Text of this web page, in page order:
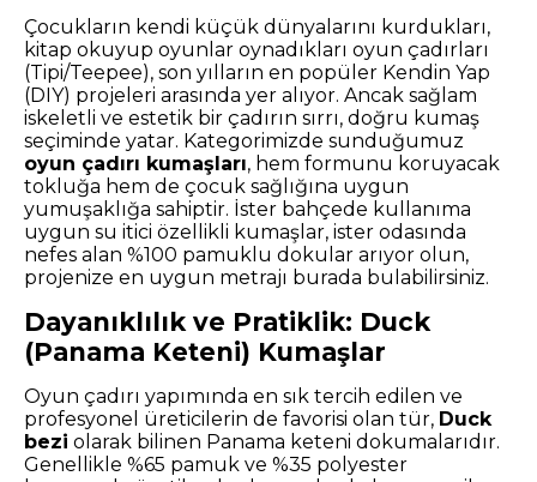
Çocukların kendi küçük dünyalarını kurdukları,
kitap okuyup oyunlar oynadıkları oyun çadırları
(Tipi/Teepee), son yılların en popüler Kendin Yap
(DIY) projeleri arasında yer alıyor. Ancak sağlam
iskeletli ve estetik bir çadırın sırrı, doğru kumaş
seçiminde yatar. Kategorimizde sunduğumuz
oyun çadırı kumaşları, hem formunu koruyacak
tokluğa hem de çocuk sağlığına uygun
yumuşaklığa sahiptir. İster bahçede kullanıma
uygun su itici özellikli kumaşlar, ister odasında
nefes alan %100 pamuklu dokular arıyor olun,
projenize en uygun metrajı burada bulabilirsiniz.
Dayanıklılık ve Pratiklik: Duck
(Panama Keteni) Kumaşlar
Oyun çadırı yapımında en sık tercih edilen ve
profesyonel üreticilerin de favorisi olan tür, Duck
bezi olarak bilinen Panama keteni dokumalarıdır.
Genellikle %65 pamuk ve %35 polyester